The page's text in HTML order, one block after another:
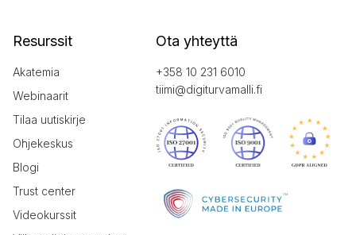
Resurssit
Akatemia
Webinaarit
Tilaa uutiskirje
Ohjekeskus
Blogi
Trust center
Videokurssit
Ota yhteyttä
+358 10 231 6010
tiimi@digiturvamalli.fi